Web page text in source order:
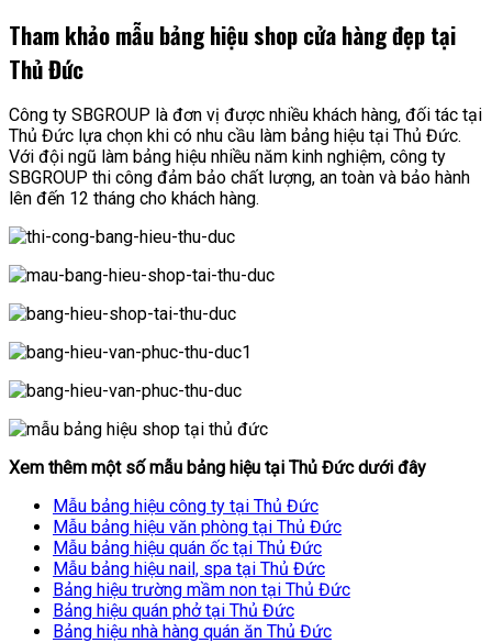
Tham khảo mẫu bảng hiệu shop cửa hàng đẹp tại
Thủ Đức
Công ty SBGROUP là đơn vị được nhiều khách hàng, đối tác tại
Thủ Đức lựa chọn khi có nhu cầu làm bảng hiệu tại Thủ Đức.
Với đội ngũ làm bảng hiệu nhiều năm kinh nghiệm, công ty
SBGROUP thi công đảm bảo chất lượng, an toàn và bảo hành
lên đến 12 tháng cho khách hàng.
Xem thêm một số mẫu bảng hiệu tại Thủ Đức dưới đây
Mẫu bảng hiệu công ty tại Thủ Đức
Mẫu bảng hiệu văn phòng tại Thủ Đức
Mẫu bảng hiệu quán ốc tại Thủ Đức
Mẫu bảng hiệu nail, spa tại Thủ Đức
Bảng hiệu trường mầm non tại Thủ Đức
Bảng hiệu quán phở tại Thủ Đức
Bảng hiệu nhà hàng quán ăn Thủ Đức